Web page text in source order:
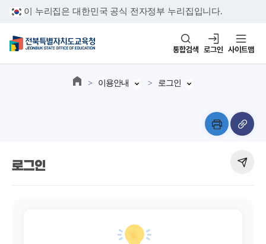
이 누리집은 대한민국 공식 전자정부 누리집입니다.
통합검색 로그인 사이트맵
이용안내 로그인
로그인